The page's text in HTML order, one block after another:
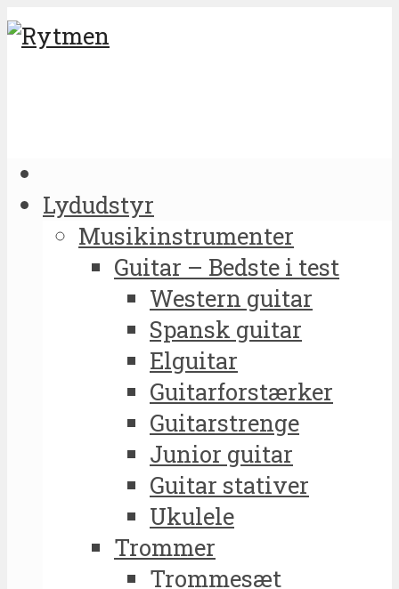
Lydudstyr
Musikinstrumenter
Guitar – Bedste i test
Western guitar
Spansk guitar
Elguitar
Guitarforstærker
Guitarstrenge
Junior guitar
Guitar stativer
Ukulele
Trommer
Trommesæt